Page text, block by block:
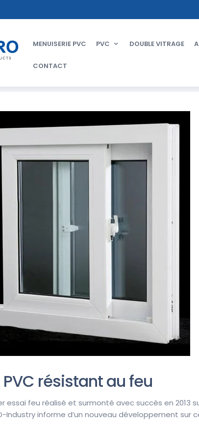
MENUISERIE PVC PVC DOUBLE VITRAGE
CONTACT
PVC résistant au feu
essai feu réalisé et surmonté avec succès en 2013
Industry informe d’un nouveau développement sur